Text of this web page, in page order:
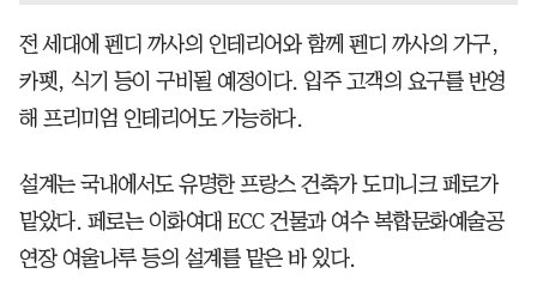
전 세대에 펜디 까사의 인테리어와 함께 펜디 까사의 가구,
카펫, 식기 등이 구비될 예정이다. 입주 고객의 요구를 반영
해 프리미엄 인테리어도 가능하다.
설계는 국내에서도 유명한 프랑스 건축가 도미니크 페로가
맡았다. 페로는 이화여대 ECC 건물과 여수 복합문화예술공
연장 여울나루 등의 설계를 맡은 바 있다.